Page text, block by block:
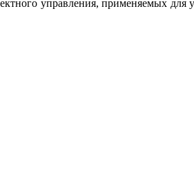
управления, применяемых для